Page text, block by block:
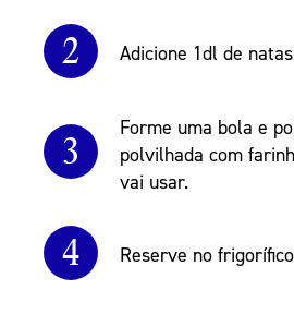
2 Adicione 1dl de
3
Forme uma bola e
polvilhada com
vai usar.
4 Reserve no